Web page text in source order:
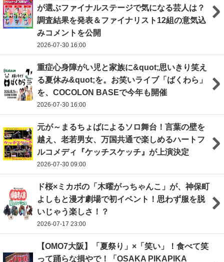
が選ぶファイナルステージで気になる芸人は？
調査結果を発表＆ファイナリスト12組の意気込
みコメントを公開
2026-07-30 16:00
重症心身障がい児と家族に&quot;思いきり笑え
る夏休み&quot;を。お笑いライブ「ばくわら」
を、COCOLON BASEで今年も開催
2026-07-30 16:00
元が～まるちょばによるソロ舞台！言葉の壁を
越え、老若男女、万国共通で楽しめるハートフ
ルコメディ『ケッチスケッチ』が上演決定
2026-07-30 09:00
ド桜×ミカボの「木曜がっちゃんこ」が、神保町
よしもと漫才劇場で初イベント！思わず服を脱
いじゃう楽しさ！？
2026-07-17 23:00
【OMO7大阪】「夏祭り」×「笑い」！食べて笑
って踊らな損やで！「OSAKA PIKAPIKA